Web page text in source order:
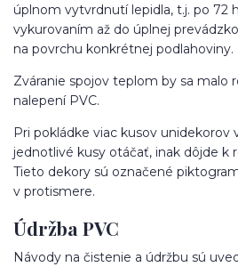
úplnom vytvrdnutí lepidla, t.j. po 72
vykurovaním až do úplnej
na povrchu konkrétnej podlahoviny.
Zváranie spojov teplom by sa malo
nalepení PVC.
Pri pokládke viac kusov unidekorov
jednotlivé kusy otáčať, inak dôjde k
Tieto dekory sú označené
v protismere.
Údržba PVC
Návody na čistenie a údržbu sú